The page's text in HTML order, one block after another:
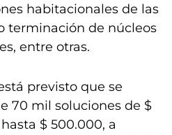
habitacionales de las
terminación de núcleos
entre otras.
previsto que se
70 mil soluciones de $
$ 500.000, a